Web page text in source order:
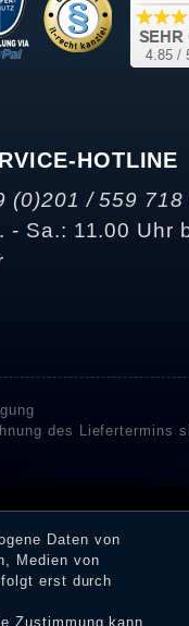
HOTLINE
(0)201 / 559 718
- Sa.: 11.00 Uhr
des Liefertermins
Bewertungen.
Sie hier. ⧉
Die Bewertungen
Händler die
Daten von
Medien von
erst durch
Zustimmung kann